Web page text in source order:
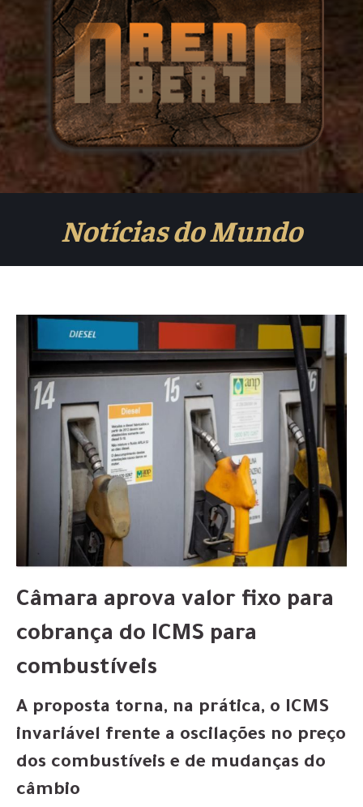
Notícias do Mundo
Câmara aprova valor fixo para
cobrança do ICMS para
combustíveis
A proposta torna, na prática, o ICMS
invariável frente a oscilações no preço
dos combustíveis e de mudanças do
câmbio